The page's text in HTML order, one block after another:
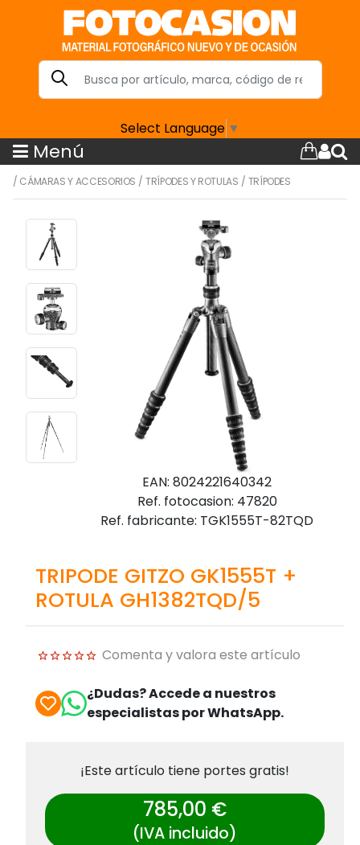
Select Language ▼
Menú
/ CÁMARAS Y ACCESORIOS /TRÍPODES Y ROTULAS / TRÍPODES
EAN: 8024221640342
Ref. fotocasion: 47820
Ref. fabricante: TGK1555T-82TQD
TRIPODE GITZO GK1555T +
ROTULA GH1382TQD/5
Comenta y valora este artículo
¿Dudas? Accede a nuestros
especialistas por WhatsApp.
¡Este artículo tiene portes gratis!
785,00 €
(IVA incluido)